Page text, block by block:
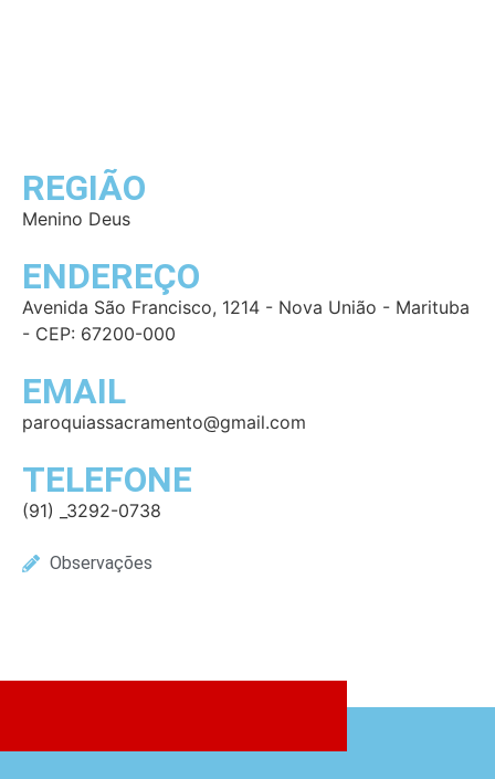
REGIÃO
Menino Deus
ENDEREÇO
Avenida São Francisco, 1214 - Nova União - Marituba
- CEP: 67200-000
EMAIL
paroquiassacramento@gmail.com
TELEFONE
(91) _3292-0738
Observações